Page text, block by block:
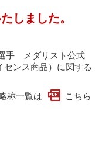
しました。
手 メダリスト公式
ンス商品）に関する
称一覧は
こちら